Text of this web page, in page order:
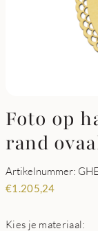
Foto op
rand
Artikelnummer:
€1.205,24
Kies je materiaal: